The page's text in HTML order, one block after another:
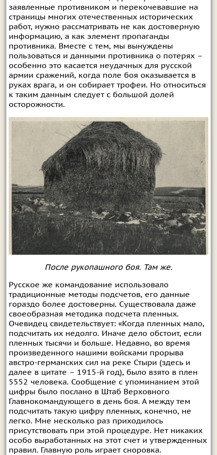
заявленные противником и перекочевавшие на
страницы многих отечественных исторических
работ, нужно рассматривать не как достоверную
информацию, а как элемент пропаганды
противника. Вместе с тем, мы вынуждены
пользоваться и данными противника о потерях –
особенно это касается неудачных для русской
армии сражений, когда поле боя оказывается в
руках врага, и он собирает трофеи. Но относиться
к таким данным следует с большой долей
осторожности.
После рукопашного боя. Там же.
Русское же командование использовало
традиционные методы подсчетов, его данные
гораздо более достоверны. Существовала даже
своеобразная методика подсчета пленных.
Очевидец свидетельствует: «Когда пленных мало,
подсчитать их недолго. Иначе дело обстоит, если
пленных тысячи и больше. Недавно, во время
произведенного нашими войсками прорыва
австро-германских сил на реке Стыри (здесь и
далее в цитате – 1915-й год), было взято в плен
5552 человека. Сообщение с упоминанием этой
цифры было послано в Штаб Верховного
Главнокомандующего в день боя. А между тем
подсчитать такую цифру пленных, конечно, не
легко. Мне несколько раз приходилось
присутствовать при этой процедуре. Нет никаких
особо выработанных на этот счет и утвержденных
правил. Главную роль играет сноровка.